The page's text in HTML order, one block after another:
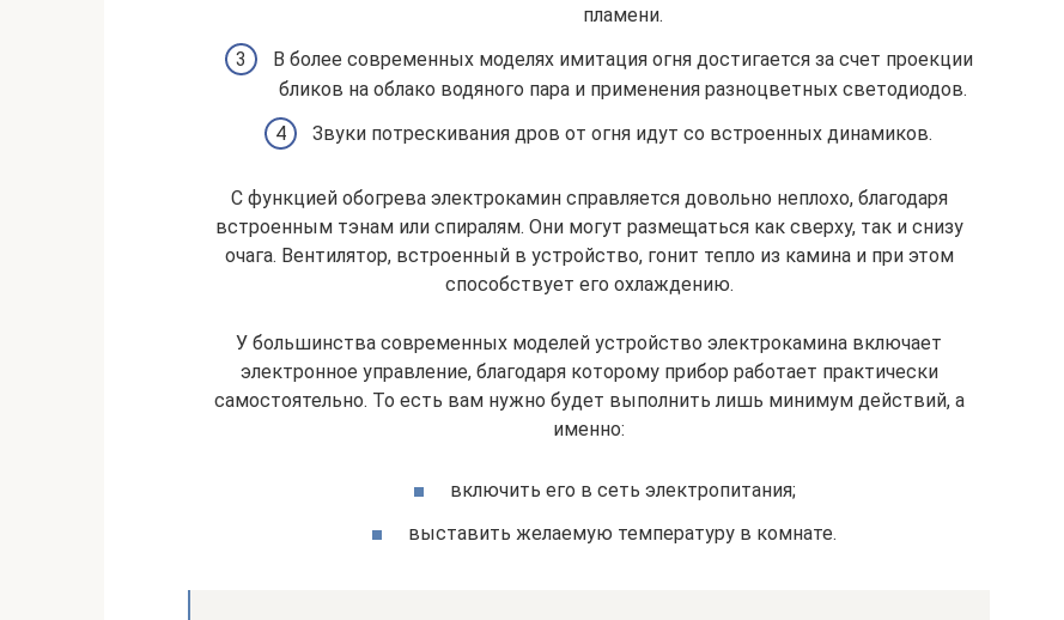
пламени.
В более современных моделях имитация огня достигается за счет проекции
бликов на облако водяного пара и применения разноцветных светодиодов.
Звуки потрескивания дров от огня идут со встроенных динамиков.
С функцией обогрева электрокамин справляется довольно неплохо, благодаря
встроенным тэнам или спиралям. Они могут размещаться как сверху, так и снизу
очага. Вентилятор, встроенный в устройство, гонит тепло из камина и при этом
способствует его охлаждению.
У большинства современных моделей устройство электрокамина включает
электронное управление, благодаря которому прибор работает практически
самостоятельно. То есть вам нужно будет выполнить лишь минимум действий, а
именно:
включить его в сеть электропитания;
выставить желаемую температуру в комнате.